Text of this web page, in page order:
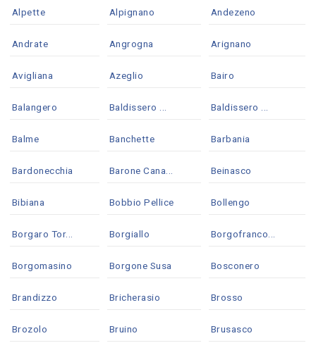
Alpette Alpignano Andezeno
Andrate Angrogna Arignano
Avigliana Azeglio Bairo
Balangero Baldissero ... Baldissero ...
Balme Banchette Barbania
Bardonecchia Barone Cana... Beinasco
Bibiana Bobbio Pellice Bollengo
Borgaro Tor... Borgiallo Borgofranco...
Borgomasino Borgone Susa Bosconero
Brandizzo Bricherasio Brosso
Brozolo Bruino Brusasco